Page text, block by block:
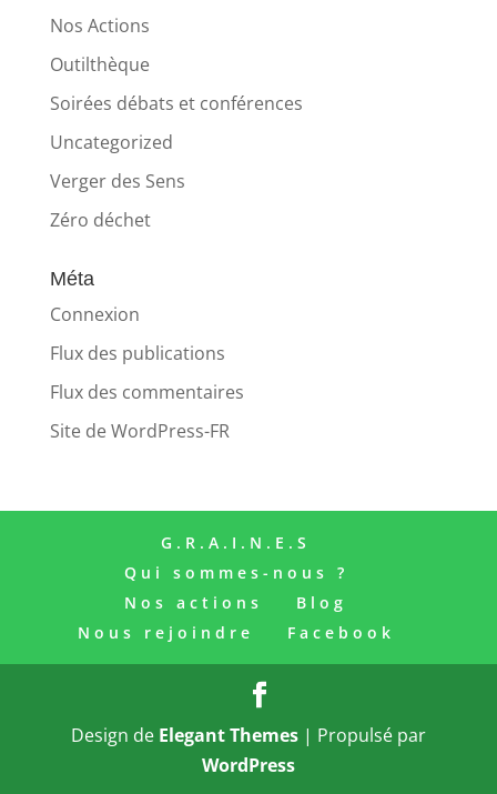
Nos Actions
Outilthèque
Soirées débats et conférences
Uncategorized
Verger des Sens
Zéro déchet
Méta
Connexion
Flux des publications
Flux des commentaires
Site de WordPress-FR
G.R.A.I.N.E.S
Qui sommes-nous ?
Nos actions
Blog
Nous rejoindre
Facebook
Design de Elegant Themes| Propulsé par
WordPress